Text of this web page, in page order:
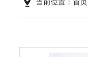
当前位置： 首页